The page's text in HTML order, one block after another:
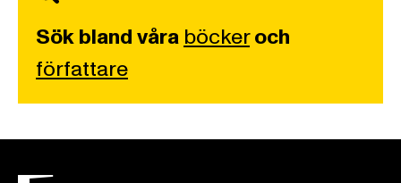
Sök bland våra böckeroch
författare